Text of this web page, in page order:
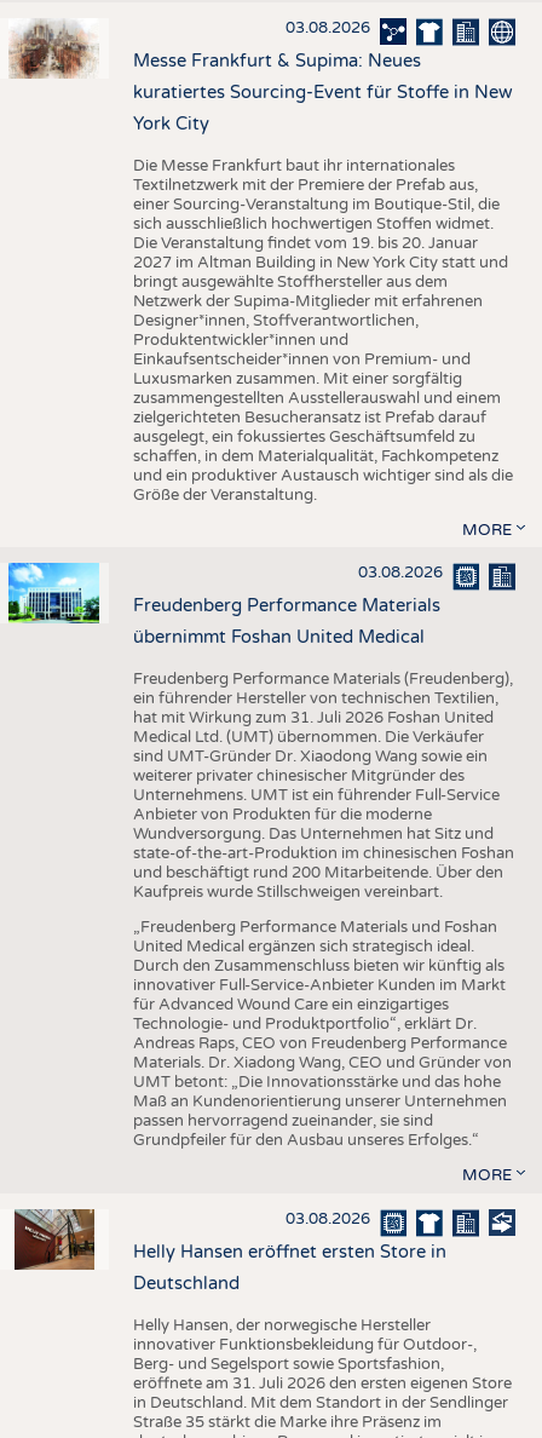
03.08.2026
Messe Frankfurt & Supima: Neues
kuratiertes Sourcing-Event für Stoffe in New
York City
Die Messe Frankfurt baut ihr internationales
Textilnetzwerk mit der Premiere der Prefab aus,
einer Sourcing-Veranstaltung im Boutique-Stil, die
sich ausschließlich hochwertigen Stoffen widmet.
Die Veranstaltung findet vom 19. bis 20. Januar
2027 im Altman Building in New York City statt und
bringt ausgewählte Stoffhersteller aus dem
Netzwerk der Supima-Mitglieder mit erfahrenen
Designer*innen, Stoffverantwortlichen,
Produktentwickler*innen und
Einkaufsentscheider*innen von Premium- und
Luxusmarken zusammen. Mit einer sorgfältig
zusammengestellten Ausstellerauswahl und einem
zielgerichteten Besucheransatz ist Prefab darauf
ausgelegt, ein fokussiertes Geschäftsumfeld zu
schaffen, in dem Materialqualität, Fachkompetenz
und ein produktiver Austausch wichtiger sind als die
Größe der Veranstaltung.
MORE
03.08.2026
Freudenberg Performance Materials
übernimmt Foshan United Medical
Freudenberg Performance Materials (Freudenberg),
ein führender Hersteller von technischen Textilien,
hat mit Wirkung zum 31. Juli 2026 Foshan United
Medical Ltd. (UMT) übernommen. Die Verkäufer
sind UMT-Gründer Dr. Xiaodong Wang sowie ein
weiterer privater chinesischer Mitgründer des
Unternehmens. UMT ist ein führender Full-Service
Anbieter von Produkten für die moderne
Wundversorgung. Das Unternehmen hat Sitz und
state-of-the-art-Produktion im chinesischen Foshan
und beschäftigt rund 200 Mitarbeitende. Über den
Kaufpreis wurde Stillschweigen vereinbart.
„Freudenberg Performance Materials und Foshan
United Medical ergänzen sich strategisch ideal.
Durch den Zusammenschluss bieten wir künftig als
innovativer Full-Service-Anbieter Kunden im Markt
für Advanced Wound Care ein einzigartiges
Technologie- und Produktportfolio“, erklärt Dr.
Andreas Raps, CEO von Freudenberg Performance
Materials. Dr. Xiadong Wang, CEO und Gründer von
UMT betont: „Die Innovationsstärke und das hohe
Maß an Kundenorientierung unserer Unternehmen
passen hervorragend zueinander, sie sind
Grundpfeiler für den Ausbau unseres Erfolges.“
MORE
03.08.2026
Helly Hansen eröffnet ersten Store in
Deutschland
Helly Hansen, der norwegische Hersteller
innovativer Funktionsbekleidung für Outdoor-,
Berg- und Segelsport sowie Sportsfashion,
eröffnete am 31. Juli 2026 den ersten eigenen Store
in Deutschland. Mit dem Standort in der Sendlinger
Straße 35 stärkt die Marke ihre Präsenz im